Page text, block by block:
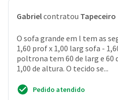
Gabrielcontratou Tapeceiro
O sofa grande em l tem as
1,60 prof x 1,00 larg sofa -
poltrona tem 60 de larg e 60
1,00 de altura. O tecido se...
Pedido atendido